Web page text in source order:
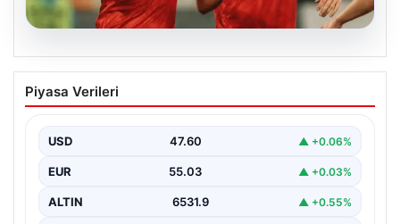
05.08.2026
Aleksey Batrakov’dan Galatasaray
İddialarına Yöneşli Yanıt!
genç futbolcu Aleksey Batrakov, adı Galatasaray ile…
Piyasa Verileri
USD 47.60 ▲ +0.06%
EUR 55.03 ▲ +0.03%
ALTIN 6531.9 ▲ +0.55%